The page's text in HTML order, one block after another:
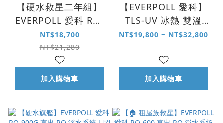
【硬水救星二年組】
EVERPOLL 愛科 RO-
600 直出 RO 淨水系
統
NT$18,700
NT$21,280
加入購物車
【EVERPOLL 愛科】
TLS-UV 冰熱 雙溫
UVC 智能感應飲水機
NT$19,800 ~ NT$32,800
加入購物車